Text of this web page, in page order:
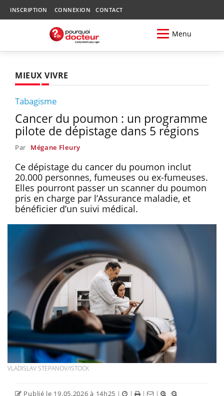
INSCRIPTION CONNEXION CONTACT
Menu
MIEUX VIVRE
Tabagisme
Cancer du poumon : un programme
pilote de dépistage dans 5 régions
Par Mégane Fleury
Ce dépistage du cancer du poumon inclut
20.000 personnes, fumeuses ou ex-fumeuses.
Elles pourront passer un scanner du poumon
pris en charge par l’Assurance maladie, et
bénéficier d’un suivi médical.
VLADISLAV STEPANOV/ISTOCK
Publié le 19.05.2026 à 14h25 | | | |